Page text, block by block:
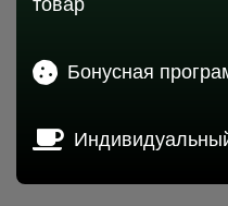
товар
Бонусная